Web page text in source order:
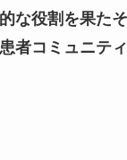
な役割を果た
者コミュニテ